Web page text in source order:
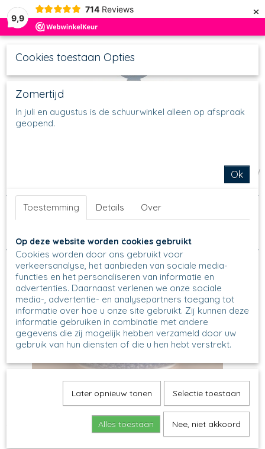
9,9
714 Reviews ×
Inloggen Registreren
Schalen schulp-kartelrand
Sorteer op:
273 - Serveerschaal met golvende rand - 2396 -
Serveerschaal met golvende rand - Indigo ModeL: 273
Cookies toestaan Opties
Zomertijd
In juli en augustus is de schuurwinkel alleen op afspraak
geopend.
Ok
Toestemming Details Over
Op deze website worden cookies gebruikt
Cookies worden door ons gebruikt voor
verkeersanalyse, het aanbieden van sociale media-
functies en het personaliseren van informatie en
advertenties. Daarnaast verlenen we onze sociale
media-, advertentie- en analysepartners toegang tot
informatie over hoe u onze site gebruikt. Zij kunnen deze
informatie gebruiken in combinatie met andere
gegevens die zij mogelijk hebben verzameld door uw
gebruik van hun diensten of die u hen hebt verstrekt.
Later opnieuw tonen Selectie toestaan
Alles toestaan Nee, niet akkoord